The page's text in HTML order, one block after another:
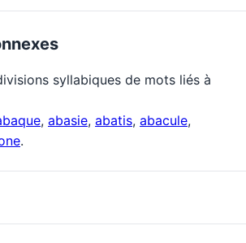
syllabiques de mots liés à
, abasie, abatis, abacule,
.